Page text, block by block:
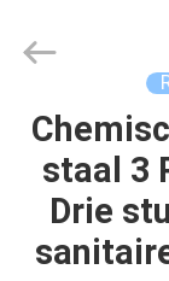
HUIS
STEEL
GROUP
staal 3
Drie